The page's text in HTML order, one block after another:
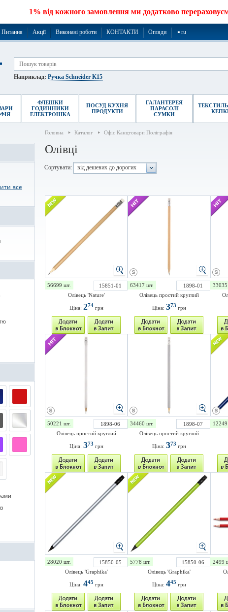
1% від кожного замовлення ми додатково
Питання Акції Виконані роботи КОНТАКТИ Огляди ➧ru
Наприклад: Ручка Schneider K15
ФЛЕШКИ
ГОДИННИКИ
ЕЛЕКТРОНІКА
ПОСУД КУХНЯ
ПРОДУКТИ
ГАЛАНТЕРЕЯ
ПАРАСОЛІ
СУМКИ
Головна Каталог Офіс Канцтовари Поліграфія
все
Олівці
Сортувати: від дешевих до дорогих
56699 шт.
15851-01
Олівець 'Nature'
Ціна: 274грн
63417 шт.
1898-01
Олівець простий круглий
Ціна: 373 грн
33035
50221 шт.
1898-06
Олівець простий круглий
Ціна: 373 грн
34460 шт.
1898-07
Олівець простий круглий
Ціна: 373 грн
12249
28020 шт.
15850-05
Олівець 'Graphika'
Ціна: 445 грн
5778 шт.
15850-06
Олівець 'Graphika'
Ціна: 445 грн
2499